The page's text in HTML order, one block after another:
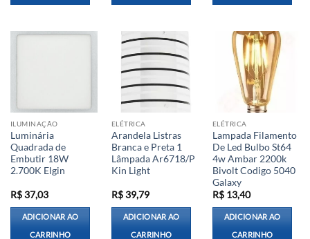
ILUMINAÇÃO
Luminária
Quadrada de
Embutir 18W
2.700K Elgin
R$37,03
ADICIONAR AO
CARRINHO
ELÉTRICA
Arandela Listras
Branca e Preta 1
Lâmpada Ar6718/P
Kin Light
R$39,79
ADICIONAR AO
CARRINHO
ELÉTRICA
Lampada Filamento
De Led Bulbo St64
4w Ambar 2200k
Bivolt Codigo 5040
Galaxy
R$13,40
ADICIONAR AO
CARRINHO